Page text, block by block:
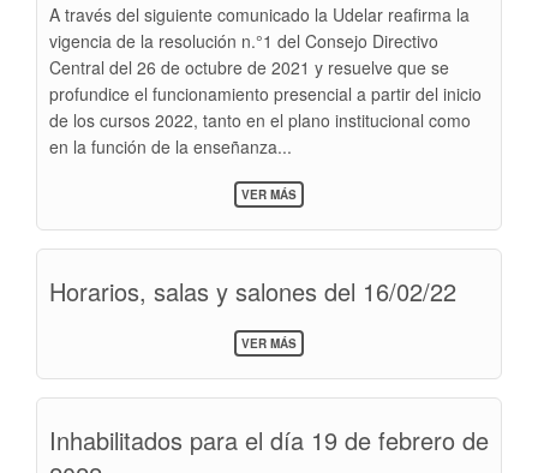
A través del siguiente comunicado la Udelar reafirma la
vigencia de la resolución n.°1 del Consejo Directivo
Central del 26 de octubre de 2021 y resuelve que se
profundice el funcionamiento presencial a partir del inicio
de los cursos 2022, tanto en el plano institucional como
en la función de la enseñanza...
VER MÁSSOBRE
COMUNICADO
RECTOR
LA
UDELAR:
SE
RESUELVE
EL
FUNCIONAMIENTO
Horarios, salas y salones del 16/02/22
VER MÁSSOBRE
HORARIOS,
DEL
16/02/22
Inhabilitados para el día 19 de febrero de